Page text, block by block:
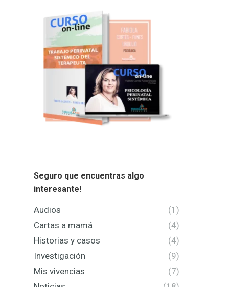
Seguro que encuentras algo
interesante!
Audios
(1)
Cartas a mamá
(4)
Historias y casos
(4)
Investigación
(9)
Mis vivencias
(7)